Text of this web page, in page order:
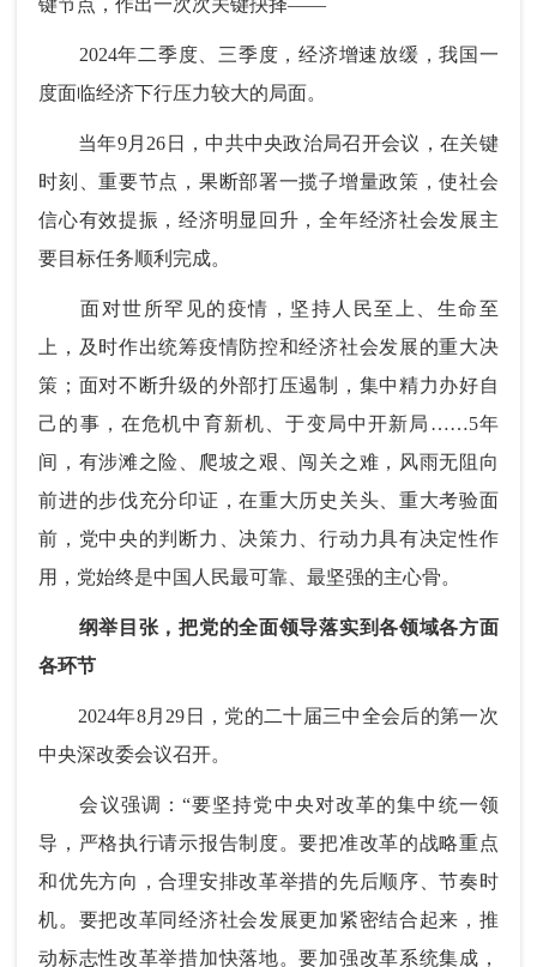
2024年二季度、三季度，经济增速放缓，我国一
度面临经济下行压力较大的局面。
当年9月26日，中共中央政治局召开会议，在关键
时刻、重要节点，果断部署一揽子增量政策，使社会
信心有效提振，经济明显回升，全年经济社会发展主
要目标任务顺利完成。
面对世所罕见的疫情，坚持人民至上、生命至
上，及时作出统筹疫情防控和经济社会发展的重大决
策；面对不断升级的外部打压遏制，集中精力办好自
己的事，在危机中育新机、于变局中开新局……5年
间，有涉滩之险、爬坡之艰、闯关之难，风雨无阻向
前进的步伐充分印证，在重大历史关头、重大考验面
前，党中央的判断力、决策力、行动力具有决定性作
用，党始终是中国人民最可靠、最坚强的主心骨。
纲举目张，把党的全面领导落实到各领域各方面
各环节
2024年8月29日，党的二十届三中全会后的第一次
中央深改委会议召开。
会议强调：“要坚持党中央对改革的集中统一领
导，严格执行请示报告制度。要把准改革的战略重点
和优先方向，合理安排改革举措的先后顺序、节奏时
机。要把改革同经济社会发展更加紧密结合起来，推
动标志性改革举措加快落地。要加强改革系统集成，